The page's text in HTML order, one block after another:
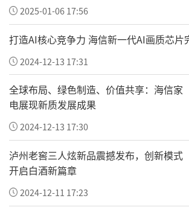
2025-01-06 17:56
打造AI核心竞争力 海信新一代AI画质芯片
2024-12-13 17:31
全球布局、绿色制造、价值共享：海信家
电展现新质发展成果
2024-12-13 17:30
泸州老窖三人炫新品震撼发布，创新模式
开启白酒新篇章
2024-12-11 17:23